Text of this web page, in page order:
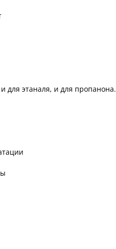
для этаналя, и для пропанона.